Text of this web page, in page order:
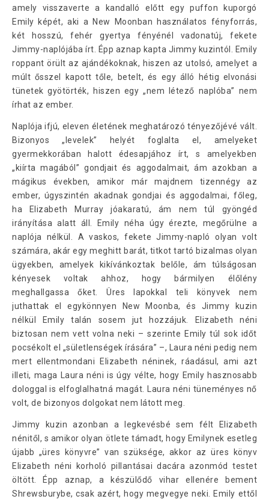
amely visszaverte a kandalló előtt egy puffon kuporgó
Emily képét, aki a New Moonban használatos fényforrás,
két hosszú, fehér gyertya fényénél vadonatúj, fekete
Jimmy-naplójába írt. Épp aznap kapta Jimmy kuzintól. Emily
roppant örült az ajándékoknak, hiszen az utolsó, amelyet a
múlt ősszel kapott tőle, betelt, és egy álló hétig elvonási
tünetek gyötörték, hiszen egy „nem létező naplóba” nem
írhat az ember.
Naplója ifjú, eleven életének meghatározó tényezőjévé vált.
Bizonyos „levelek” helyét foglalta el, amelyeket
gyermekkorában halott édesapjához írt, s amelyekben
„kiírta magából” gondjait és aggodalmait, ám azokban a
mágikus években, amikor már majdnem tizennégy az
ember, úgyszintén akadnak gondjai és aggodalmai, főleg,
ha Elizabeth Murray jóakaratú, ám nem túl gyöngéd
irányítása alatt áll. Emily néha úgy érezte, megőrülne a
naplója nélkül. A vaskos, fekete Jimmy-napló olyan volt
számára, akár egy meghitt barát, titkot tartó bizalmas olyan
ügyekben, amelyek kikívánkoztak belőle, ám túlságosan
kényesek voltak ahhoz, hogy bármilyen élőlény
meghallgassa őket. Üres lapokkal teli könyvek nem
juthattak el egykönnyen New Moonba, és Jimmy kuzin
nélkül Emily talán sosem jut hozzájuk. Elizabeth néni
biztosan nem vett volna neki – szerinte Emily túl sok időt
pocsékolt el „sületlenségek írására” –, Laura néni pedig nem
mert ellentmondani Elizabeth néninek, ráadásul, ami azt
illeti, maga Laura néni is úgy vélte, hogy Emily hasznosabb
dologgal is elfoglalhatná magát. Laura néni tüneményes nő
volt, de bizonyos dolgokat nem látott meg.
Jimmy kuzin azonban a legkevésbé sem félt Elizabeth
nénitől, s amikor olyan ötlete támadt, hogy Emilynek esetleg
újabb „üres könyvre” van szüksége, akkor az üres könyv
Elizabeth néni korholó pillantásai dacára azonmód testet
öltött. Épp aznap, a készülődő vihar ellenére bement
Shrewsburybe, csak azért, hogy megvegye neki. Emily ettől